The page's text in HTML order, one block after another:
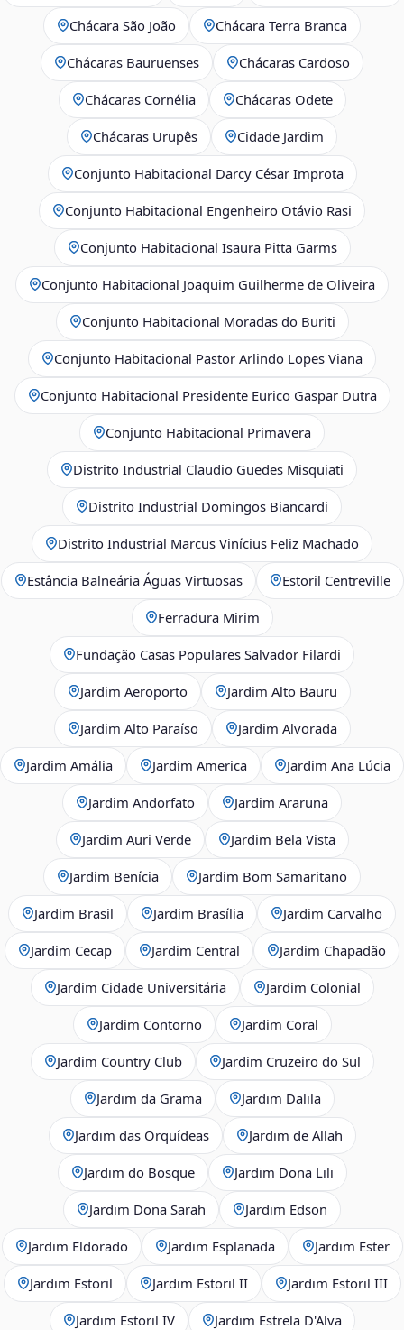
Chácara São João Chácara Terra Branca
Chácaras Bauruenses Chácaras Cardoso
Chácaras Cornélia Chácaras Odete
Chácaras Urupês Cidade Jardim
Conjunto Habitacional Darcy César Improta
Conjunto Habitacional Engenheiro Otávio Rasi
Conjunto Habitacional Isaura Pitta Garms
Conjunto Habitacional Joaquim Guilherme de Oliveira
Conjunto Habitacional Moradas do Buriti
Conjunto Habitacional Pastor Arlindo Lopes Viana
Conjunto Habitacional Presidente Eurico Gaspar Dutra
Conjunto Habitacional Primavera
Distrito Industrial Claudio Guedes Misquiati
Distrito Industrial Domingos Biancardi
Distrito Industrial Marcus Vinícius Feliz Machado
Estância Balneária Águas Virtuosas Estoril Centreville
Ferradura Mirim
Fundação Casas Populares Salvador Filardi
Jardim Aeroporto Jardim Alto Bauru
Jardim Alto Paraíso Jardim Alvorada
Jardim Amália Jardim America Jardim Ana Lúcia
Jardim Andorfato Jardim Araruna
Jardim Auri Verde Jardim Bela Vista
Jardim Benícia Jardim Bom Samaritano
Jardim Brasil Jardim Brasília Jardim Carvalho
Jardim Cecap Jardim Central Jardim Chapadão
Jardim Cidade Universitária Jardim Colonial
Jardim Contorno Jardim Coral
Jardim Country Club Jardim Cruzeiro do Sul
Jardim da Grama Jardim Dalila
Jardim das Orquídeas Jardim de Allah
Jardim do Bosque Jardim Dona Lili
Jardim Dona Sarah Jardim Edson
Jardim Eldorado Jardim Esplanada Jardim Ester
Jardim Estoril Jardim Estoril II Jardim Estoril III
Jardim Estoril IV Jardim Estrela D'Alva